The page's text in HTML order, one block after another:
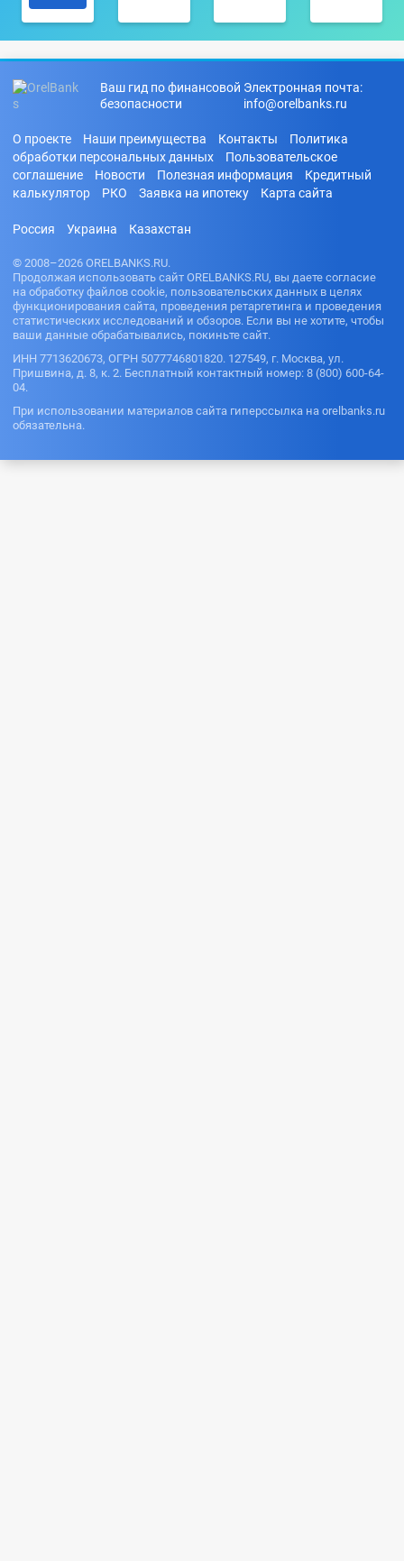
Ваш гид по финансовой
безопасности
Электронная почта:
info@orelbanks.ru
О проекте Наши преимущества Контакты
Политика
обработки персональных данных
Пользовательское
соглашение
Новости Полезная информация
Кредитный
калькулятор
РКО Заявка на ипотеку Карта сайта
Россия Украина Казахстан
© 2008–2026 ORELBANKS.RU.
Продолжая использовать сайт ORELBANKS.RU, вы даете согласие
на обработку файлов cookie, пользовательских данных в целях
функционирования сайта, проведения ретаргетинга и проведения
статистических исследований и обзоров. Если вы не хотите, чтобы
ваши данные обрабатывались, покиньте сайт.
ИНН 7713620673, ОГРН 5077746801820. 127549, г. Москва, ул.
Пришвина, д. 8, к. 2. Бесплатный контактный номер: 8 (800) 600-64-
04.
При использовании материалов сайта гиперссылка на orelbanks.ru
обязательна.